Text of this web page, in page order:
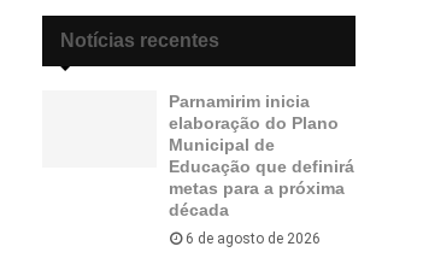
Notícias recentes
Parnamirim inicia
elaboração do Plano
Municipal de
Educação que definirá
metas para a próxima
década
6 de agosto de 2026